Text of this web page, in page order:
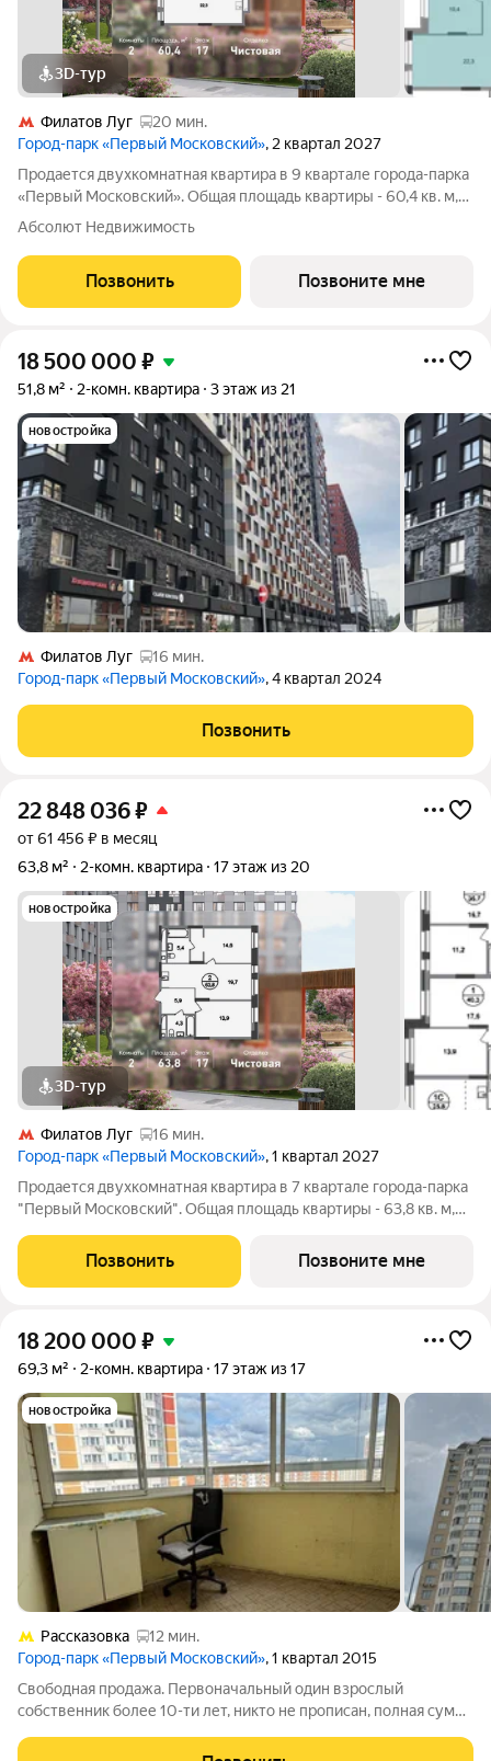
3D-тур
Филатов Луг
20 мин.
Город-парк «Первый Московский», 2 квартал 2027
Продается двухкомнатная квартира в 9 квартале города-парка
«Первый Московский». Общая площадь квартиры - 60,4 кв. м,
этаж 17 из 19. Срок сдачи - 2 квартал 2027 года. Тип дома -
монолитный. ТОЛЬКО ДО 31 АВГУСТА выгодные условия на
приобретение
Абсолют Недвижимость
Позвонить Позвоните мне
18 500 000 ₽
51,8 м² 2-комн. квартира 3 этаж из 21
новостройка
Филатов Луг
16 мин.
Город-парк «Первый Московский», 4 квартал 2024
Позвонить
22 848 036₽
от 61 456 ₽ в месяц
63,8 м²
2-комн. квартира 17 этаж из 20
новостройка
3D-тур
Филатов Луг
16 мин.
Город-парк «Первый Московский», 1 квартал 2027
Продается двухкомнатная квартира в 7 квартале города-парка
"Первый Московский". Общая площадь квартиры - 63,8 кв. м,
монолитный. ТОЛЬКО ДО 31 АВГУСТА выгодные условия на
приобретение
Позвонить Позвоните мне
18 200 000 ₽
69,3 м² 2-комн. квартира 17 этаж из 17
новостройка
Рассказовка
12 мин.
Город-парк «Первый Московский», 1 квартал 2015
Свободная продажа. Первоначальный один взрослый
собственник более 10-ти лет, никто не прописан, полная сумма
перепланировок. Общ. пл. с 2 лоджиями 70.5 кв.м. Большая